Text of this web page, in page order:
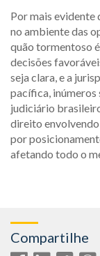
Por mais evidente
no ambiente das
quão tormentoso
decisões
seja clara, e a
pacífica, inúmeros
judiciário
direito envolvendo
por
afetando todo o
Compartilhe